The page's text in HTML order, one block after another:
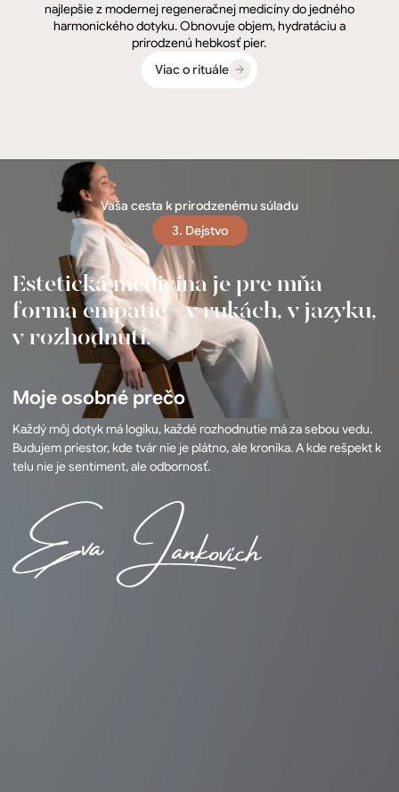
najlepšie z modernej regeneračnej medicíny do jedného
harmonického dotyku. Obnovuje objem, hydratáciu a
prirodzenú hebkosť pier.
Viac o rituále
Vaša cesta k prirodzenému súladu
3. Dejstvo
Estetická medicína je pre mňa
forma empatie - v rukách, v jazyku,
v rozhodnutí.
Moje osobné prečo
Každý môj dotyk má logiku, každé rozhodnutie má za sebou vedu.
Budujem priestor, kde tvár nie je plátno, ale kronika. A kde rešpekt k
telu nie je sentiment, ale odbornosť.